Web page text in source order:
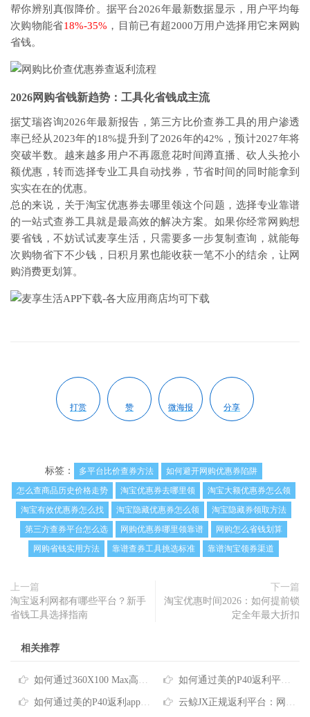
帮你辨别真假降价。据平台2026年最新数据显示，用户平均每
次购物能省18%-35% ，目前已有超2000万用户选择用它来网购
省钱。
2026网购省钱新趋势：工具化省钱成主流
据艾瑞咨询2026年最新报告，第三方比价查券工具的用户渗透
率已经从2023年的18%提升到了2026年的42%，预计2027年将
突破半数。越来越多用户不再愿意花时间蹲直播、砍人头抢小
额优惠，转而选择专业工具自动找券，节省时间的同时能拿到
实实在在的优惠。
总的来说，关于淘宝优惠券去哪里领这个问题，选择专业靠谱
的一站式查券工具就是最高效的解决方案。如果你经常网购想
要省钱，不妨试试麦享生活，只需要多一步复制查询，就能每
次购物省下不少钱，日积月累也能收获一笔不小的结余，让网
购消费更划算。
打赏 赞 微海报 分享
标签： 多平台比价查券方法
如何避开网购优惠券陷阱
怎么查商品历史价格走势
淘宝优惠券去哪里领
淘宝大额优惠券怎么领
淘宝有效优惠券怎么找
淘宝隐藏优惠券怎么领
淘宝隐藏券领取方法
第三方查券平台怎么选
网购优惠券哪里领靠谱
网购怎么省钱划算
网购省钱实用方法
靠谱查券工具挑选标准 靠谱淘宝领券渠道
上一篇
淘宝返利网都有哪些平台？新手
省钱工具选择指南
下一篇
淘宝优惠时间2026：如何提前锁
定全年最大折扣
相关推荐
如何通过360X100 Max高佣金返利实现网购更省钱 如何通过美的P40返利平台享受全网购物省钱攻略
如何通过美的P40返利app查询，轻松省下日常购物钱 云鲸JX正规返利平台：网购省钱怎么选？这篇攻略帮你避开坑